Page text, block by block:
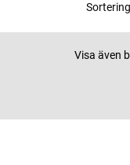
Visa även